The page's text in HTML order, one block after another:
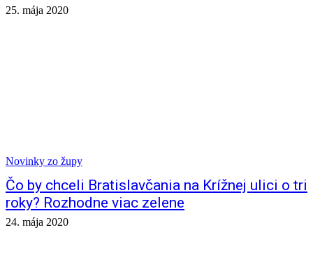
25. mája 2020
Novinky zo župy
Čo by chceli Bratislavčania na Krížnej ulici o tri
roky? Rozhodne viac zelene
24. mája 2020